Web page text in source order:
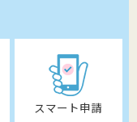
スマート申請